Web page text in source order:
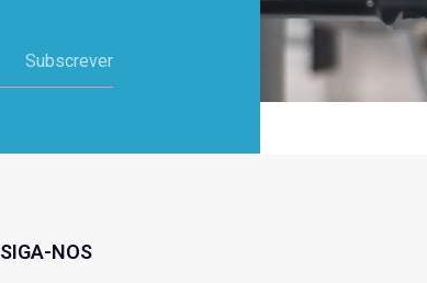
Subscrever
SIGA-NOS